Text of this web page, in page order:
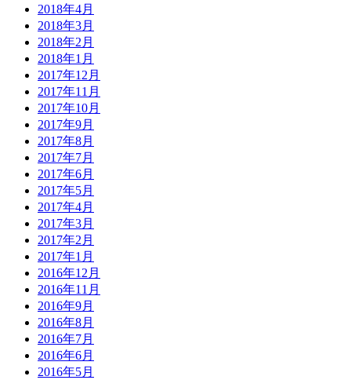
2018年4月
2018年3月
2018年2月
2018年1月
2017年12月
2017年11月
2017年10月
2017年9月
2017年8月
2017年7月
2017年6月
2017年5月
2017年4月
2017年3月
2017年2月
2017年1月
2016年12月
2016年11月
2016年9月
2016年8月
2016年7月
2016年6月
2016年5月